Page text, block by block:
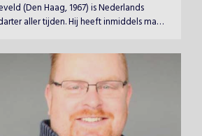
(Den Haag, 1967) is Nederlands
aller tijden. Hij heeft inmiddels maar
superheld. Door het winnen van
gekoppelde media-aandacht, kan
continentaal Europese speler, vanaf dit
dartsspeler door het leven gaan.